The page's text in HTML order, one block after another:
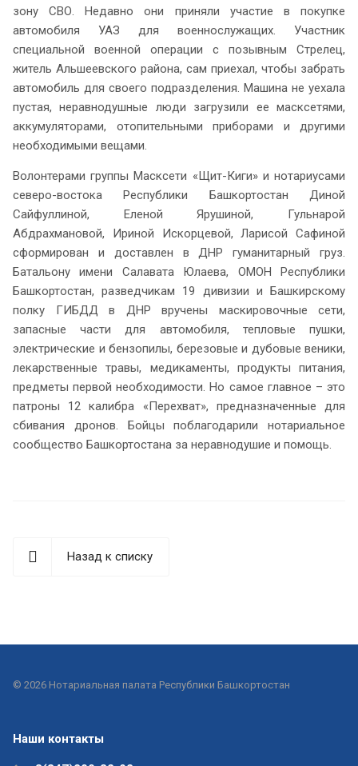
зону СВО. Недавно они приняли участие в покупке
автомобиля УАЗ для военнослужащих. Участник
специальной военной операции с позывным Стрелец,
житель Альшеевского района, сам приехал, чтобы забрать
автомобиль для своего подразделения. Машина не уехала
пустая, неравнодушные люди загрузили ее масксетями,
аккумуляторами, отопительными приборами и другими
необходимыми вещами.
Волонтерами группы Масксети «Щит-Киги» и нотариусами
северо-востока Республики Башкортостан Диной
Сайфуллиной, Еленой Ярушиной, Гульнарой
Абдрахмановой, Ириной Искорцевой, Ларисой Сафиной
сформирован и доставлен в ДНР гуманитарный груз.
Батальону имени Салавата Юлаева, ОМОН Республики
Башкортостан, разведчикам 19 дивизии и Башкирскому
полку ГИБДД в ДНР вручены маскировочные сети,
запасные части для автомобиля, тепловые пушки,
электрические и бензопилы, березовые и дубовые веники,
лекарственные травы, медикаменты, продукты питания,
предметы первой необходимости. Но самое главное – это
патроны 12 калибра «Перехват», предназначенные для
сбивания дронов. Бойцы поблагодарили нотариальное
сообщество Башкортостана за неравнодушие и помощь.
Назад к списку
© 2026 Нотариальная палата Республики Башкортостан
Наши контакты